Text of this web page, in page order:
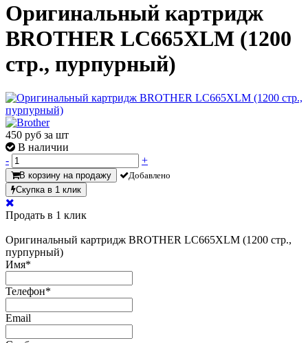
Оригинальный картридж
BROTHER LC665XLM (1200
стр., пурпурный)
450 руб за шт
В наличии
-
+
В корзину на продажу
Добавлено
Скупка в 1 клик
Продать в 1 клик
Оригинальный картридж BROTHER LC665XLM (1200 стр.,
пурпурный)
Имя*
Телефон*
Email